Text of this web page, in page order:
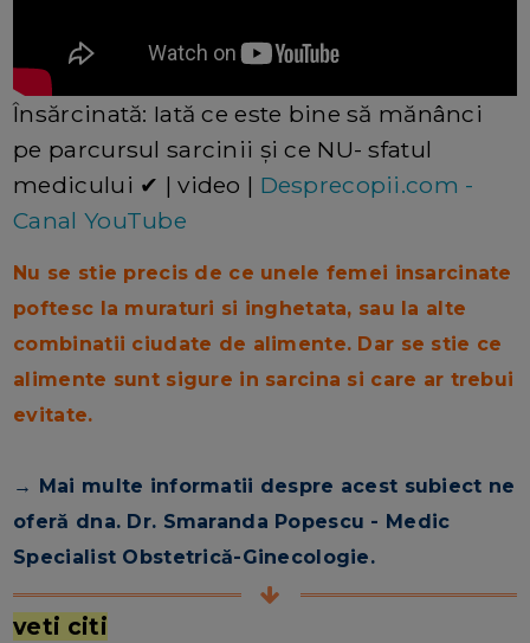
Însărcinată: Iată ce este bine să mănânci
pe parcursul sarcinii și ce NU- sfatul
medicului ✔ | video | Desprecopii.com -
Canal YouTube
Nu se stie precis de ce unele femei insarcinate
poftesc la muraturi si inghetata, sau la alte
combinatii ciudate de alimente. Dar se stie ce
alimente sunt sigure in sarcina si care ar trebui
evitate.
→ Mai multe informatii despre acest subiect ne
oferă dna. Dr. Smaranda Popescu - Medic
Specialist Obstetrică-Ginecologie.
veti citi